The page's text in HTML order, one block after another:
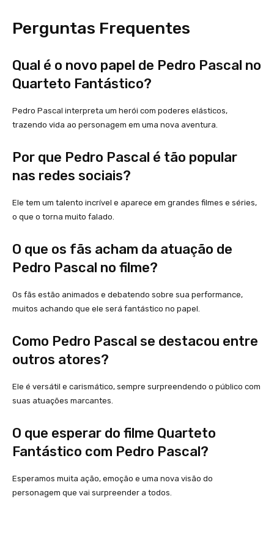
Perguntas Frequentes
Qual é o novo papel de Pedro Pascal no
Quarteto Fantástico?
Pedro Pascal interpreta um herói com poderes elásticos,
trazendo vida ao personagem em uma nova aventura.
Por que Pedro Pascal é tão popular
nas redes sociais?
Ele tem um talento incrível e aparece em grandes filmes e séries,
o que o torna muito falado.
O que os fãs acham da atuação de
Pedro Pascal no filme?
Os fãs estão animados e debatendo sobre sua performance,
muitos achando que ele será fantástico no papel.
Como Pedro Pascal se destacou entre
outros atores?
Ele é versátil e carismático, sempre surpreendendo o público com
suas atuações marcantes.
O que esperar do filme Quarteto
Fantástico com Pedro Pascal?
Esperamos muita ação, emoção e uma nova visão do
personagem que vai surpreender a todos.